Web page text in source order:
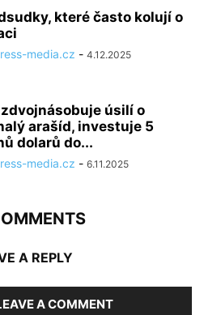
které často kolují o
media.cz - 4.12.2025
úsilí o
arašíd, investuje 5
dolarů do...
media.cz - 6.11.2025
A REPLY
A COMMENT